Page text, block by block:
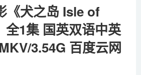
《犬之岛 Isle of
全1集 国英双语中英
3.54G 百度云网